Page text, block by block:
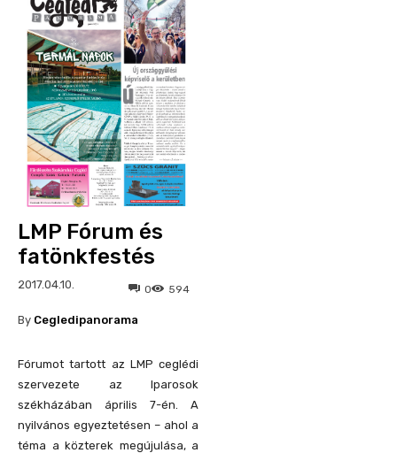
LMP Fórum és
fatönkfestés
2017.04.10. 594
0
By Cegledipanorama
Fórumot tartott az LMP ceglédi
szervezete az Iparosok
székházában április 7-én. A
nyilvános egyeztetésen – ahol a
téma a közterek megújulása, a